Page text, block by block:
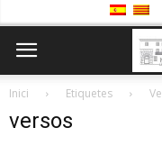
Inici Etiquetes
versos